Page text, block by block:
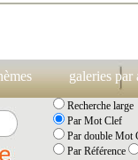
galeries par
Recherche large
Par Mot Clef
Par double Mot
Par Référence